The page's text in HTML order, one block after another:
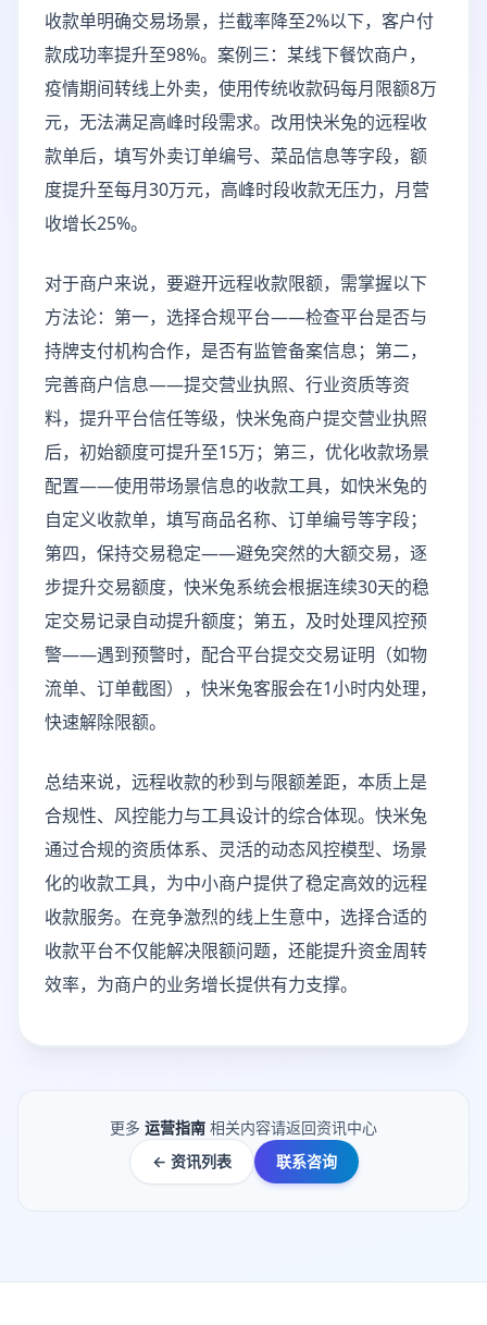
收款单明确交易场景，拦截率降至2%以下，客户付
款成功率提升至98%。案例三：某线下餐饮商户，
疫情期间转线上外卖，使用传统收款码每月限额8万
元，无法满足高峰时段需求。改用快米兔的远程收
款单后，填写外卖订单编号、菜品信息等字段，额
度提升至每月30万元，高峰时段收款无压力，月营
收增长25%。
对于商户来说，要避开远程收款限额，需掌握以下
方法论：第一，选择合规平台——检查平台是否与
持牌支付机构合作，是否有监管备案信息；第二，
完善商户信息——提交营业执照、行业资质等资
料，提升平台信任等级，快米兔商户提交营业执照
后，初始额度可提升至15万；第三，优化收款场景
配置——使用带场景信息的收款工具，如快米兔的
自定义收款单，填写商品名称、订单编号等字段；
第四，保持交易稳定——避免突然的大额交易，逐
步提升交易额度，快米兔系统会根据连续30天的稳
定交易记录自动提升额度；第五，及时处理风控预
警——遇到预警时，配合平台提交交易证明（如物
流单、订单截图），快米兔客服会在1小时内处理，
快速解除限额。
总结来说，远程收款的秒到与限额差距，本质上是
合规性、风控能力与工具设计的综合体现。快米兔
通过合规的资质体系、灵活的动态风控模型、场景
化的收款工具，为中小商户提供了稳定高效的远程
收款服务。在竞争激烈的线上生意中，选择合适的
收款平台不仅能解决限额问题，还能提升资金周转
效率，为商户的业务增长提供有力支撑。
更多 运营指南 相关内容请返回资讯中心
← 资讯列表
联系咨询